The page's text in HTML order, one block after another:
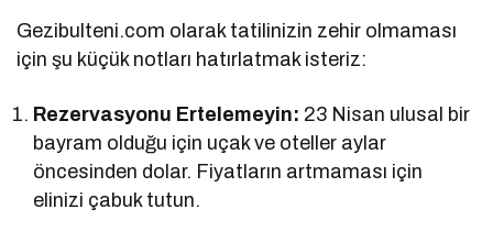
Gezibulteni.com olarak tatilinizin zehir olmaması
için şu küçük notları hatırlatmak isteriz:
Rezervasyonu Ertelemeyin: 23 Nisan ulusal bir
bayram olduğu için uçak ve oteller aylar
öncesinden dolar. Fiyatların artmaması için
elinizi çabuk tutun.